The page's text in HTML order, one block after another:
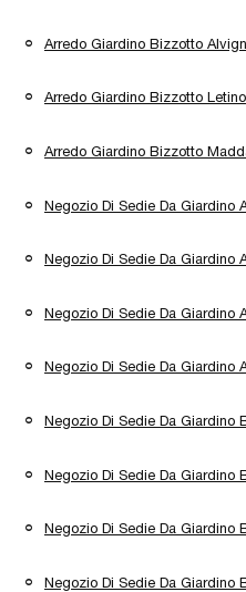
Arredo Giardino Bizzotto
Arredo Giardino Bizzotto Letino
Arredo Giardino Bizzotto
Negozio Di Sedie Da Giardino
Negozio Di Sedie Da Giardino
Negozio Di Sedie Da Giardino
Negozio Di Sedie Da Giardino
Negozio Di Sedie Da Giardino
Negozio Di Sedie Da Giardino
Negozio Di Sedie Da Giardino
Negozio Di Sedie Da Giardino